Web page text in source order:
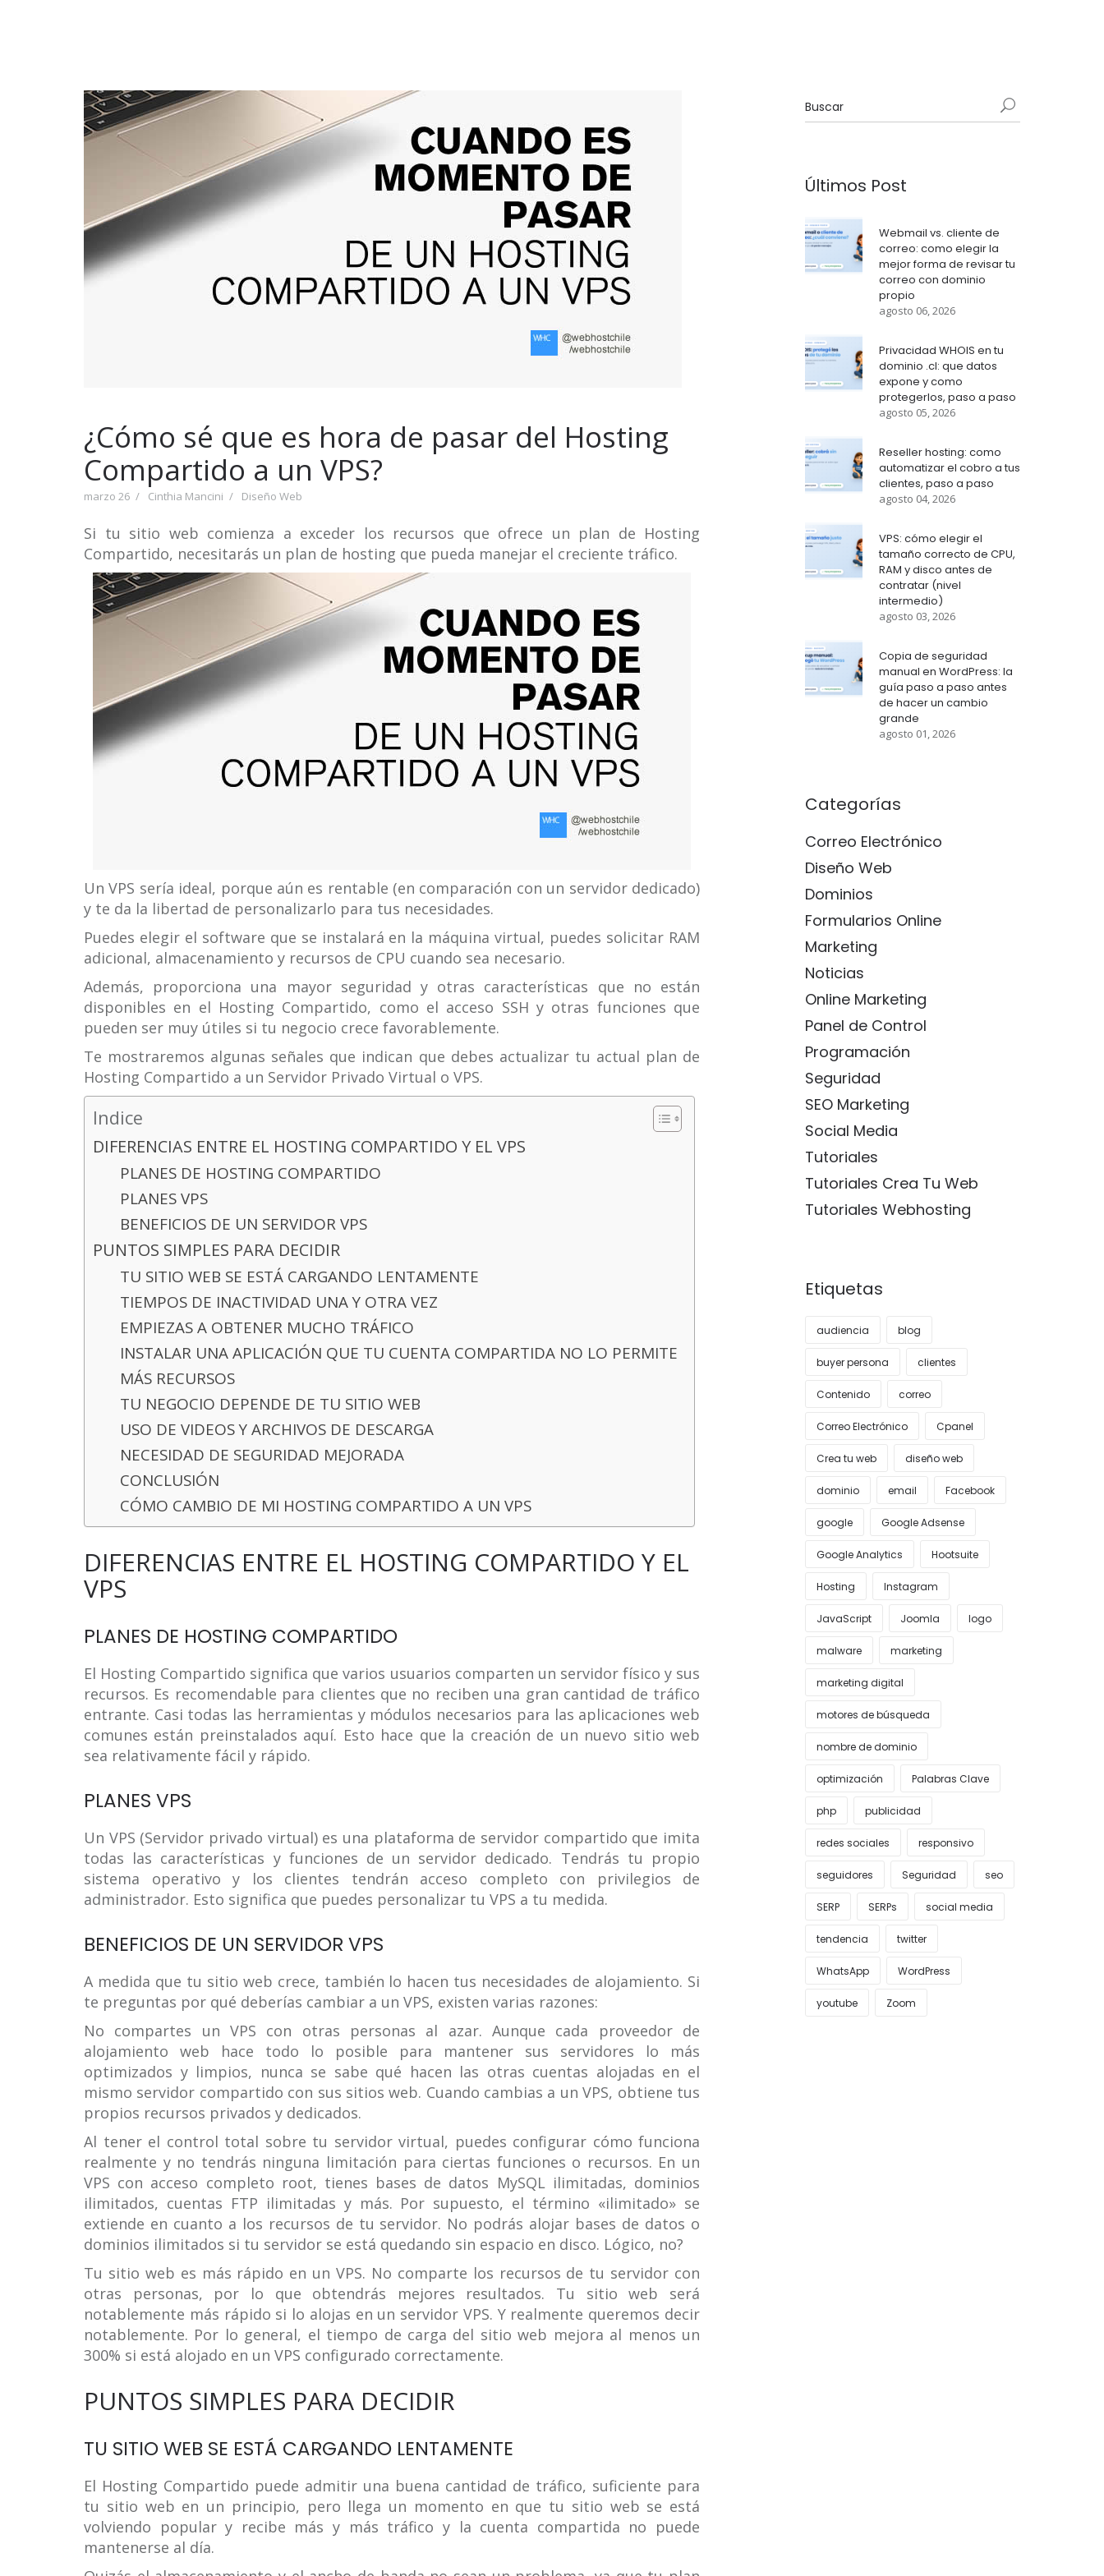
¿Cómo sé que es hora de pasar del Hosting
Compartido a un VPS?
marzo 26 Cinthia Mancini Diseño Web
Si tu sitio web comienza a exceder los recursos que ofrece un plan de Hosting
Compartido, necesitarás un plan de hosting que pueda manejar el creciente tráfico.
Un VPS sería ideal, porque aún es rentable (en comparación con un servidor dedicado)
y te da la libertad de personalizarlo para tus necesidades.
Puedes elegir el software que se instalará en la máquina virtual, puedes solicitar RAM
adicional, almacenamiento y recursos de CPU cuando sea necesario.
Además, proporciona una mayor seguridad y otras características que no están
disponibles en el Hosting Compartido, como el acceso SSH y otras funciones que
pueden ser muy útiles si tu negocio crece favorablemente.
Te mostraremos algunas señales que indican que debes actualizar tu actual plan de
Hosting Compartido a un Servidor Privado Virtual o VPS.
Indice
DIFERENCIAS ENTRE EL HOSTING COMPARTIDO Y EL VPS
PLANES DE HOSTING COMPARTIDO
PLANES VPS
BENEFICIOS DE UN SERVIDOR VPS
PUNTOS SIMPLES PARA DECIDIR
TU SITIO WEB SE ESTÁ CARGANDO LENTAMENTE
TIEMPOS DE INACTIVIDAD UNA Y OTRA VEZ
EMPIEZAS A OBTENER MUCHO TRÁFICO
INSTALAR UNA APLICACIÓN QUE TU CUENTA COMPARTIDA NO LO PERMITE
MÁS RECURSOS
TU NEGOCIO DEPENDE DE TU SITIO WEB
USO DE VIDEOS Y ARCHIVOS DE DESCARGA
NECESIDAD DE SEGURIDAD MEJORADA
CONCLUSIÓN
CÓMO CAMBIO DE MI HOSTING COMPARTIDO A UN VPS
DIFERENCIAS ENTRE EL HOSTING COMPARTIDO Y EL
VPS
PLANES DE HOSTING COMPARTIDO
El Hosting Compartido significa que varios usuarios comparten un servidor físico y sus
recursos. Es recomendable para clientes que no reciben una gran cantidad de tráfico
entrante. Casi todas las herramientas y módulos necesarios para las aplicaciones web
comunes están preinstalados aquí. Esto hace que la creación de un nuevo sitio web
sea relativamente fácil y rápido.
PLANES VPS
Un VPS (Servidor privado virtual) es una plataforma de servidor compartido que imita
todas las características y funciones de un servidor dedicado. Tendrás tu propio
sistema operativo y los clientes tendrán acceso completo con privilegios de
administrador. Esto significa que puedes personalizar tu VPS a tu medida.
BENEFICIOS DE UN SERVIDOR VPS
A medida que tu sitio web crece, también lo hacen tus necesidades de alojamiento. Si
te preguntas por qué deberías cambiar a un VPS, existen varias razones:
No compartes un VPS con otras personas al azar. Aunque cada proveedor de
alojamiento web hace todo lo posible para mantener sus servidores lo más
optimizados y limpios, nunca se sabe qué hacen las otras cuentas alojadas en el
mismo servidor compartido con sus sitios web. Cuando cambias a un VPS, obtiene tus
propios recursos privados y dedicados.
Al tener el control total sobre tu servidor virtual, puedes configurar cómo funciona
realmente y no tendrás ninguna limitación para ciertas funciones o recursos. En un
VPS con acceso completo root, tienes bases de datos MySQL ilimitadas, dominios
ilimitados, cuentas FTP ilimitadas y más. Por supuesto, el término «ilimitado» se
extiende en cuanto a los recursos de tu servidor. No podrás alojar bases de datos o
dominios ilimitados si tu servidor se está quedando sin espacio en disco. Lógico, no?
Tu sitio web es más rápido en un VPS. No comparte los recursos de tu servidor con
otras personas, por lo que obtendrás mejores resultados. Tu sitio web será
notablemente más rápido si lo alojas en un servidor VPS. Y realmente queremos decir
notablemente. Por lo general, el tiempo de carga del sitio web mejora al menos un
300% si está alojado en un VPS configurado correctamente.
PUNTOS SIMPLES PARA DECIDIR
TU SITIO WEB SE ESTÁ CARGANDO LENTAMENTE
El Hosting Compartido puede admitir una buena cantidad de tráfico, suficiente para
tu sitio web en un principio, pero llega un momento en que tu sitio web se está
volviendo popular y recibe más y más tráfico y la cuenta compartida no puede
mantenerse al día.
Últimos Post
Webmail vs. cliente de
correo: como elegir la
mejor forma de revisar tu
correo con dominio
propio
agosto 06, 2026
Privacidad WHOIS en tu
dominio .cl: que datos
expone y como
protegerlos, paso a paso
agosto 05, 2026
Reseller hosting: como
automatizar el cobro a tus
clientes, paso a paso
agosto 04, 2026
VPS: cómo elegir el
tamaño correcto de CPU,
RAM y disco antes de
contratar (nivel
intermedio)
agosto 03, 2026
Copia de seguridad
manual en WordPress: la
guía paso a paso antes
de hacer un cambio
grande
agosto 01, 2026
Categorías
Correo Electrónico
Diseño Web
Dominios
Formularios Online
Marketing
Noticias
Online Marketing
Panel de Control
Programación
Seguridad
SEO Marketing
Social Media
Tutoriales
Tutoriales Crea Tu Web
Tutoriales Webhosting
Etiquetas
audiencia blog
buyer persona clientes
Contenido correo
Correo Electrónico Cpanel
Crea tu web diseño web
dominio email Facebook
google Google Adsense
Google Analytics Hootsuite
Hosting Instagram
JavaScript Joomla logo
malware marketing
marketing digital
motores de búsqueda
nombre de dominio
optimización Palabras Clave
php publicidad
redes sociales responsivo
seguidores Seguridad seo
SERP SERPs social media
tendencia twitter
WhatsApp WordPress
youtube Zoom